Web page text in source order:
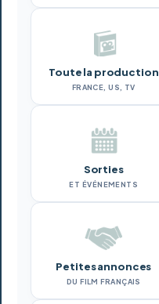
Toute la production
FRANCE, US, TV
Sorties
ET ÉVÉNEMENTS
Petites annonces
DU FILM FRANÇAIS